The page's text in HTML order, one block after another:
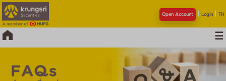
Open Account Login TH